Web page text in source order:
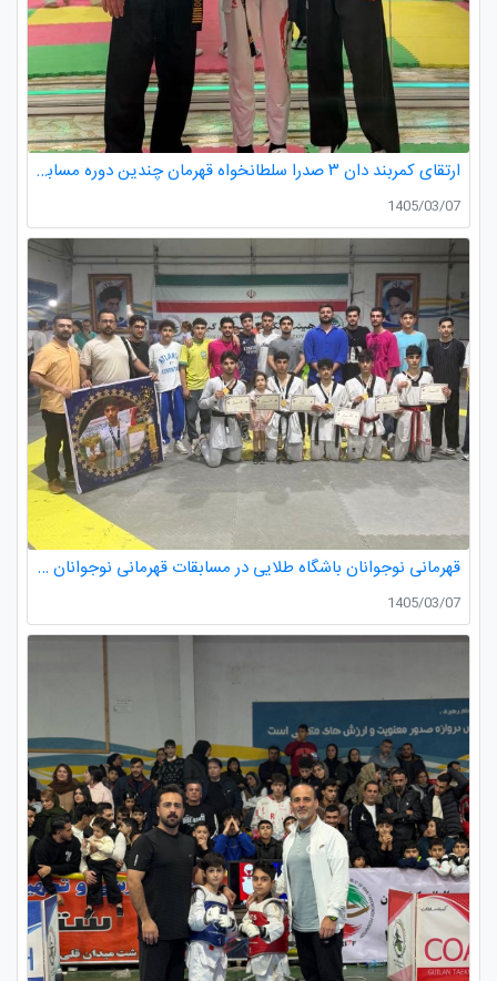
ارتقای کمربند دان ۳ صدرا سلطانخواه قهرمان چندین دوره مسابقات استانی و کشوری در رده سنی خردسالان و نونهالان
1405/03/07
قهرمانی نوجوانان باشگاه طلایی در مسابقات قهرمانی نوجوانان تکواندو استان گیلان
1405/03/07